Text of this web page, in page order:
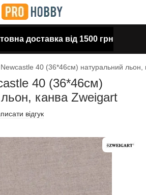
доставка від 1500 грн
40 (36*46см) натуральний льон,
40 (36*46см)
канва Zweigart
відгук